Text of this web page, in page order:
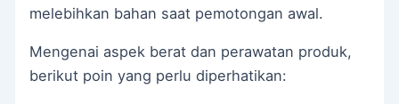
melebihkan bahan saat pemotongan awal.
Mengenai aspek berat dan perawatan produk,
berikut poin yang perlu diperhatikan: